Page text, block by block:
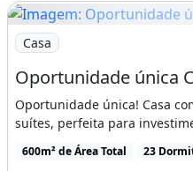
Características da
Rua Asfaltada
Alarme
Aquecimento
Dependência De
Armários
Imagem: Oportunidade
Casa
Oportunidade única! Casa
suítes, perfeita para
600m² de Área Total 23